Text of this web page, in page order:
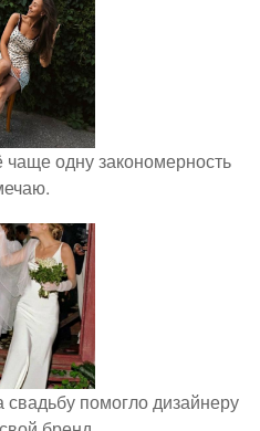
одну закономерность
помогло дизайнеру